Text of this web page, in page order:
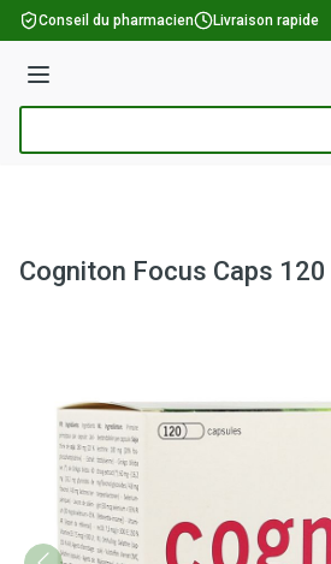
Aller au contenu
Conseil du pharmacien Livraison rapide
Menu
Cogniton Focus Caps 120